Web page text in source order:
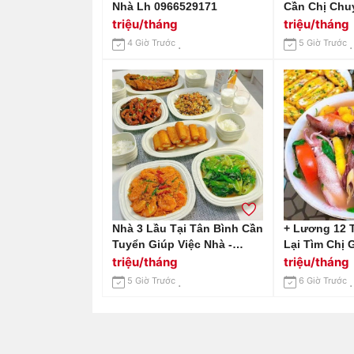
Nhà Lh 0966529171
triệu/tháng
4 Giờ Trước
Cần Chị
Trên Đường
Vương Q6
Ạ.
triệu/tháng
5 Giờ Trước
Nhà 3 Lầu Tại Tân Bình Cần
Tuyển Giúp Việc Nhà -
Lương Cao
triệu/tháng
5 Giờ Trước
+ Lương 12
Lại Tìm Chị
Miền Bắc :
Zalo)
triệu/tháng
6 Giờ Trước